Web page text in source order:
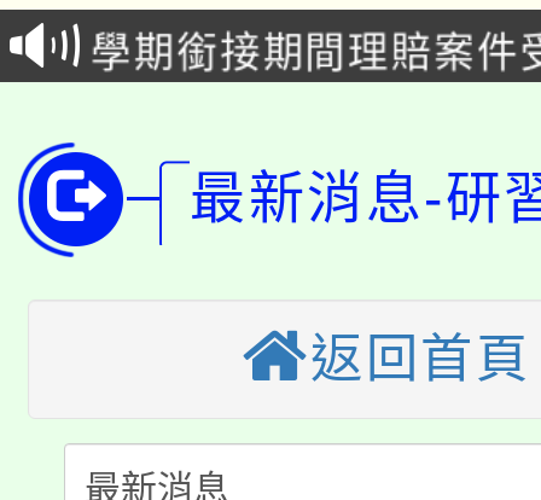
程
學期銜接期間理賠案件
學籍身 分審查程序及
版
淨零綠領人才培育課程
公告本校115學年度第
代理(課)教師甄選結果(
「2026金融保險知識
生本土語及新住民語歌
公告本校115學年度第
公告本校115學年度第
代理(課)教師甄選結果(
轉知中國文化大學推廣
最新消息-研
返回首頁